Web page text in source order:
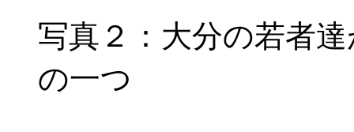
写真２：大分の若者
の一つ